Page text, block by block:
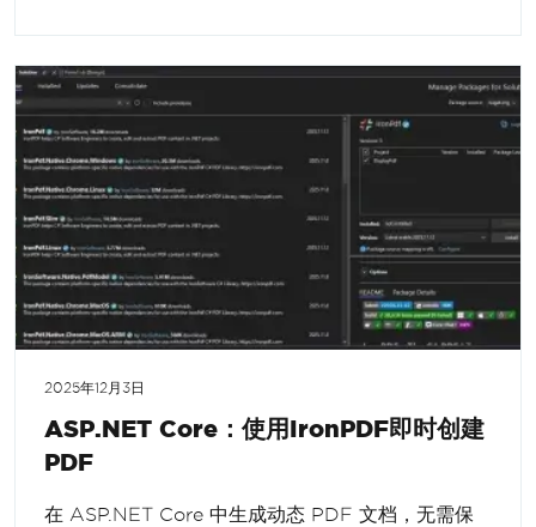
2025年12月3日
ASP.NET Core：使用IronPDF即时创建
PDF
在 ASP.NET Core 中生成动态 PDF 文档，无需保